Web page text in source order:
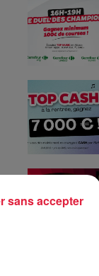
sans accepter